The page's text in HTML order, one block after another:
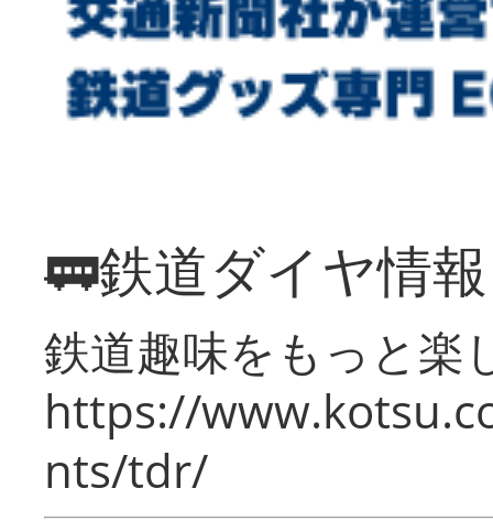
🚃鉄道ダイヤ情
鉄道趣味をもっと楽
https://
nts/tdr/